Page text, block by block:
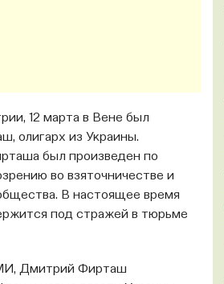
12 марта в Вене был
олигарх из Украины.
был произведен по
во взяточничестве и
В настоящее время
под стражей в тюрьме
Дмитрий Фирташ